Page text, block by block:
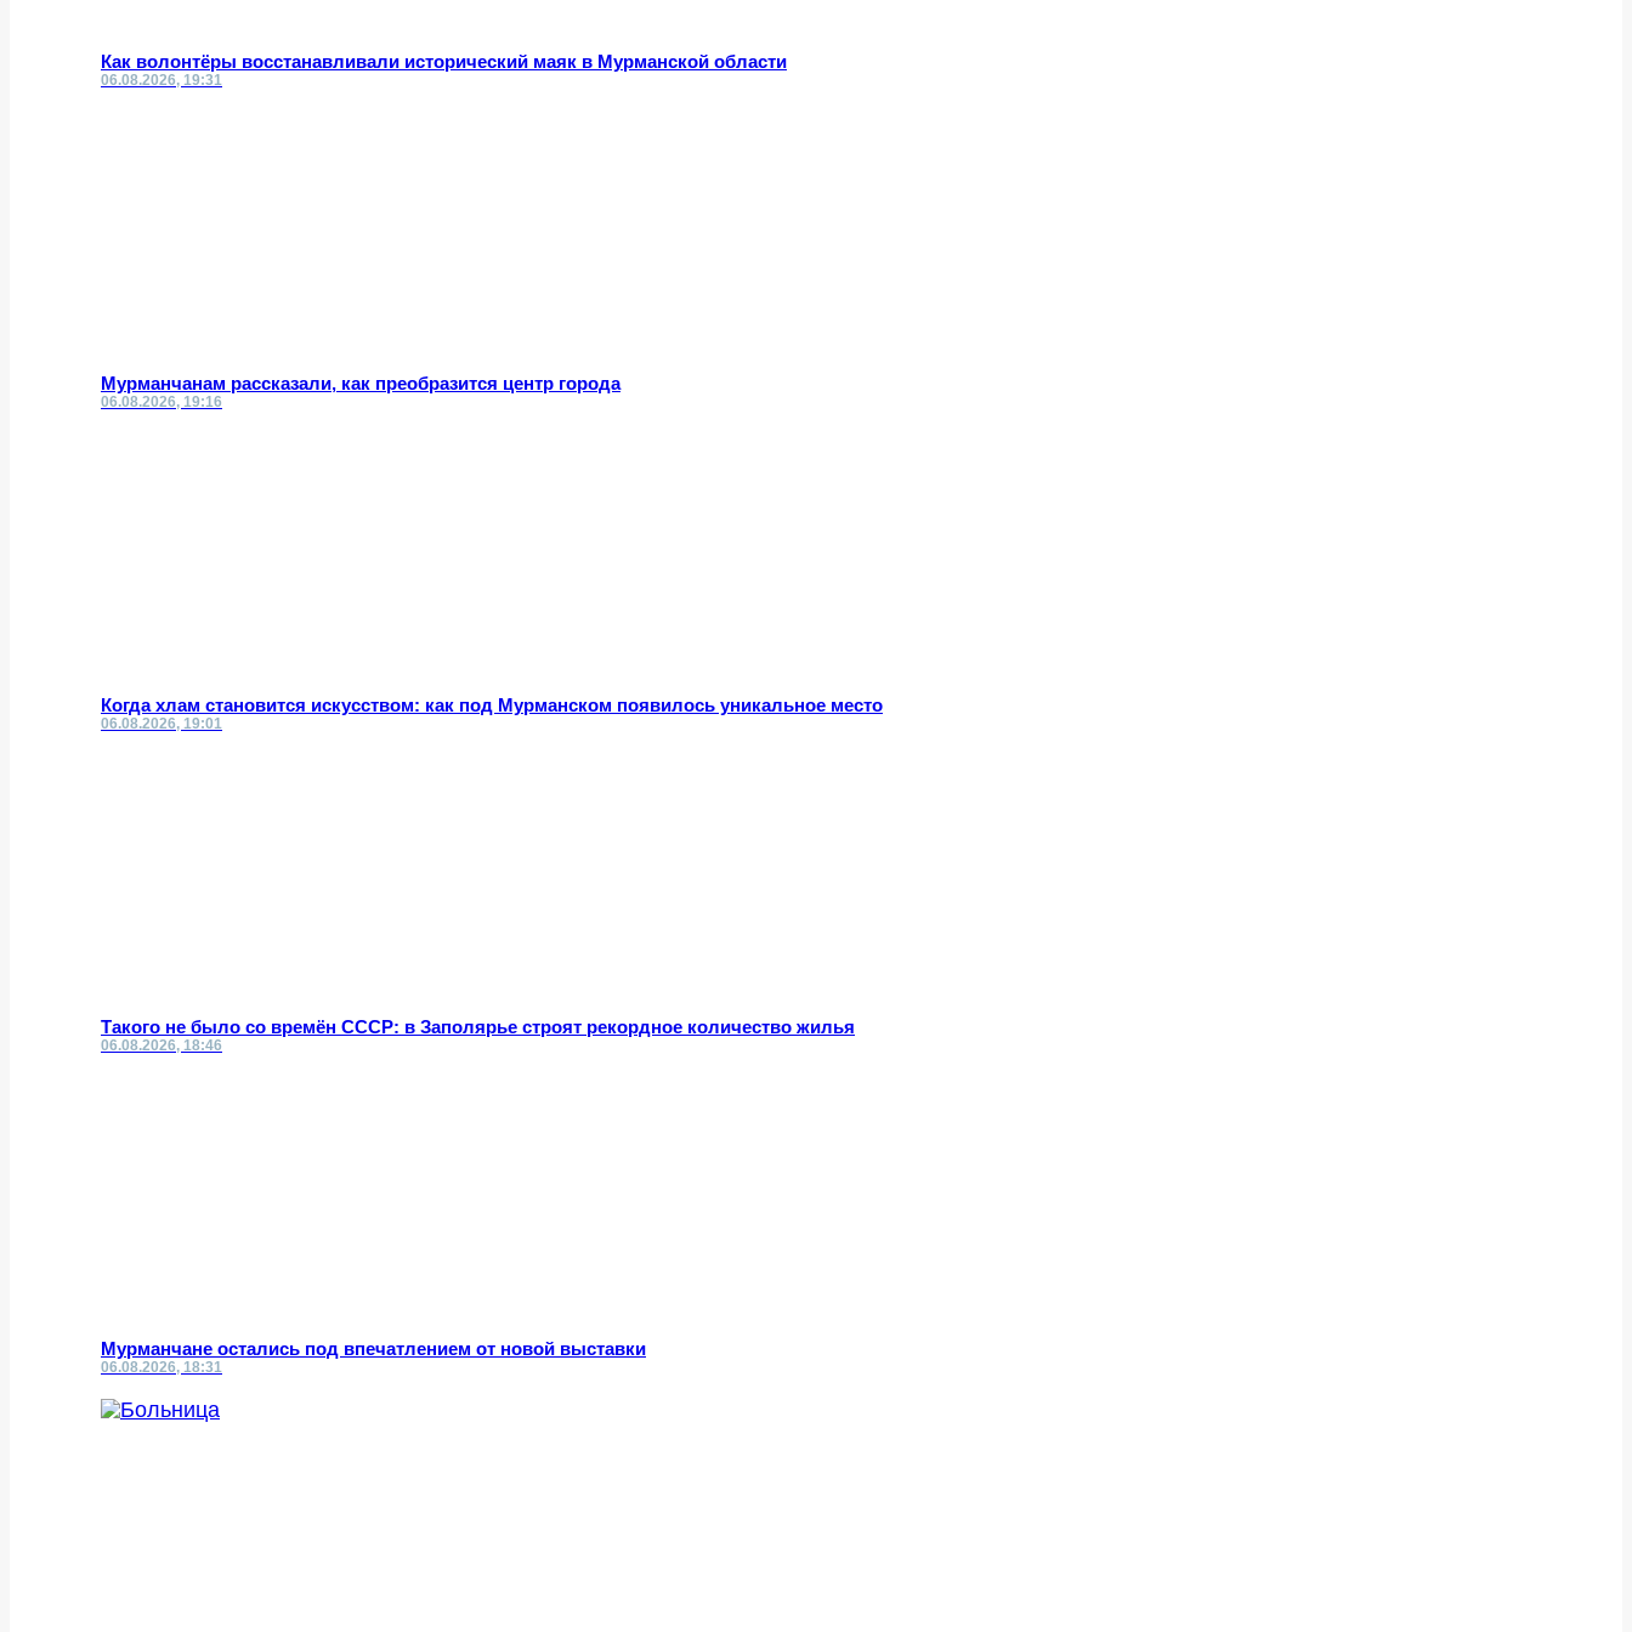
Как волонтёры восстанавливали исторический маяк в Мурманской области
06.08.2026, 19:31
Мурманчанам рассказали, как преобразится центр города
06.08.2026, 19:16
Когда хлам становится искусством: как под Мурманском появилось уникальное место
06.08.2026, 19:01
Такого не было со времён СССР: в Заполярье строят рекордное количество жилья
06.08.2026, 18:46
Мурманчане остались под впечатлением от новой выставки
06.08.2026, 18:31